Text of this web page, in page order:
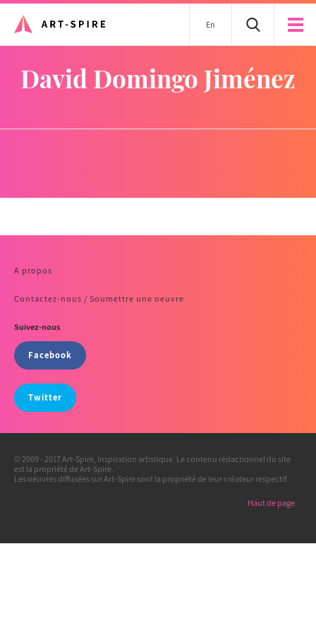
En
David Domingo Jiménez
A propos
Contactez-nous / Soumettre une oeuvre
Suivez-nous
Facebook
Twitter
© 2009 - 2017 Art-Spire, Inspiration artistique. Le contenu rédactionnel du site
est la propriété de Art-Spire.
Les oeuvres diffusées sur Art-Spire sont la propriété de leur créateur respectif.
Haut de page